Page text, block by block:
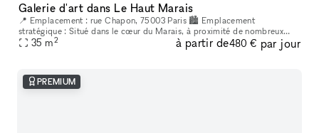
Galerie d'art dans Le Haut Marais
📍 Emplacement : rue Chapon, 75003 Paris 🏙 Emplacement
stratégique : Situé dans le cœur du Marais, à proximité de nombreux
lieux culturels et artistiques. Un espace créatif indépendant, situé au
35 m2 à partir de480 € par jour
PREMIUM